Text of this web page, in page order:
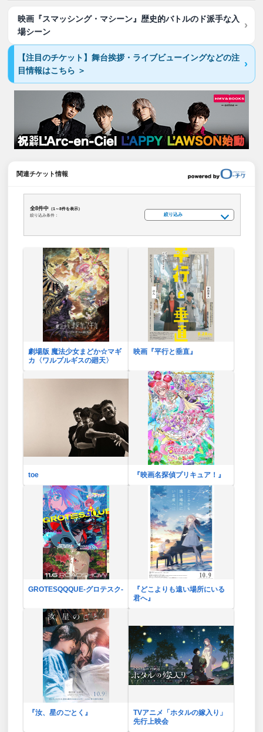
映画『スマッシング・マシーン』歴史的バトルのド派手な入
場シーン
【注目のチケット】舞台挨拶・ライブビューイングなどの注
目情報はこちら ＞
関連チケット情報
全8件中 （1～8件を表示）
絞り込み条件：
絞り込み
劇場版 魔法少女まどか☆マギ
カ〈ワルプルギスの廻天〉
映画『平行と垂直』
toe 『映画名探偵プリキュア！』
GROTESQQQUE-グロテスク-
『どこよりも遠い場所にいる
君へ』
『汝、星のごとく』
TVアニメ「ホタルの嫁入り」
先行上映会